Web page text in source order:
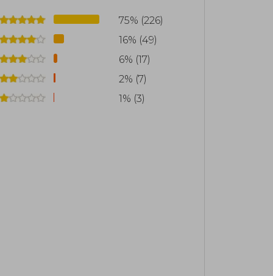
75% (226)
16% (49)
6% (17)
2% (7)
1% (3)